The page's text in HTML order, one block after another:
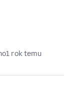
1 rok temu